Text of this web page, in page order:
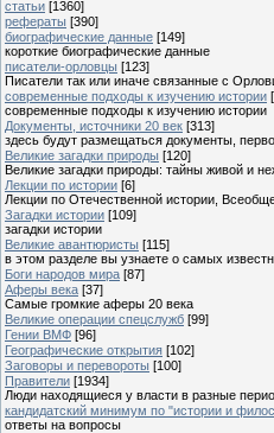
статьи [1360]
рефераты [390]
биографические данные [149]
короткие биографические данные
писатели-орловцы [123]
Писатели так или иначе связанные с
современные подходы к изучению истории
современные подходы к изучению истории
Документы, источники 20 век [313]
здесь будут размещаться документы,
Великие загадки природы [120]
Великие загадки природы: тайны живой и
Лекции по истории [6]
Лекции по Отечественной истории,
Загадки истории [109]
загадки истории
Великие авантюристы [115]
в этом разделе вы узнаете о самых
Боги народов мира [87]
Аферы века [37]
Самые громкие аферы 20 века
Великие операции спецслужб [99]
Гении ВМФ [96]
Географические открытия [102]
Заговоры и перевороты [100]
Правители [1934]
Люди находящиеся у власти в разные
кандидатский минимум по "истории и
ответы на вопросы